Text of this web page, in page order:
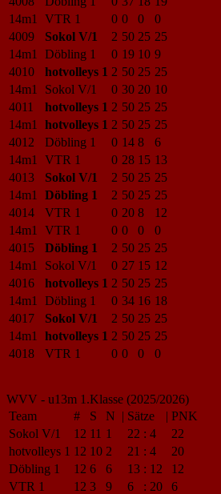
14m1
VTR 1 0 0 0
0
4009
Sokol V/1 2 50 25 25
14m1
Döbling 1 0 19 10 9
4010
hotvolleys 1 2 50 25 25
14m1
Sokol V/1 0 30 20 10
4011
hotvolleys 1 2 50 25 25
14m1
hotvolleys 1 2 50 25 25
4012
Döbling 1 0 14 8
6
14m1
VTR 1 0 28 15 13
4013
Sokol V/1 2 50 25 25
14m1
Döbling 1 2 50 25 25
4014
VTR 1 0 20 8
12
14m1
VTR 1 0 0 0
0
4015
Döbling 1 2 50 25 25
14m1
Sokol V/1 0 27 15 12
4016
hotvolleys 1 2 50 25 25
14m1
Döbling 1 0 34 16 18
4017
Sokol V/1 2 50 25 25
14m1
hotvolleys 1 2 50 25 25
4018
VTR 1 0 0 0 0
WVV - u13m 1.Klasse (2025/2026)
Team
# S N | Sätze | PNK
Sokol V/1
12 11 1 22 : 4
22
hotvolleys 1 12 10 2 21 : 4
20
Döbling 1
12 6 6 13 : 12
12
VTR 1
12 3 9 6 : 20
6